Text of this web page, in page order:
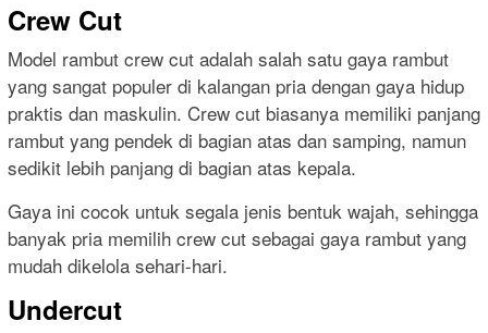
Crew Cut
Model rambut crew cut adalah salah satu gaya rambut
yang sangat populer di kalangan pria dengan gaya hidup
praktis dan maskulin. Crew cut biasanya memiliki panjang
rambut yang pendek di bagian atas dan samping, namun
sedikit lebih panjang di bagian atas kepala.
Gaya ini cocok untuk segala jenis bentuk wajah, sehingga
banyak pria memilih crew cut sebagai gaya rambut yang
mudah dikelola sehari-hari.
Undercut